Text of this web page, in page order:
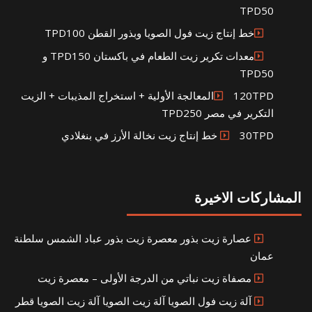
TPD50
خط إنتاج زيت فول الصويا وبذور القطن TPD100
معدات تكرير زيت الطعام في باكستان TPD150 و
TPD50
120TPDالمعالجة الأولية + استخراج المذيبات + الزيت
التكرير في مصر TPD250
30TPD خط إنتاج زيت نخالة الأرز في بنغلادي
المشاركات الاخيرة
عصارة زيت بذور معصرة زيت بذور عباد الشمس سلطنة
عمان
مصفاة زيت نباتي من الدرجة الأولى – معصرة زيت
آلة زيت فول الصويا آلة زيت الصويا آلة زيت الصويا قطر